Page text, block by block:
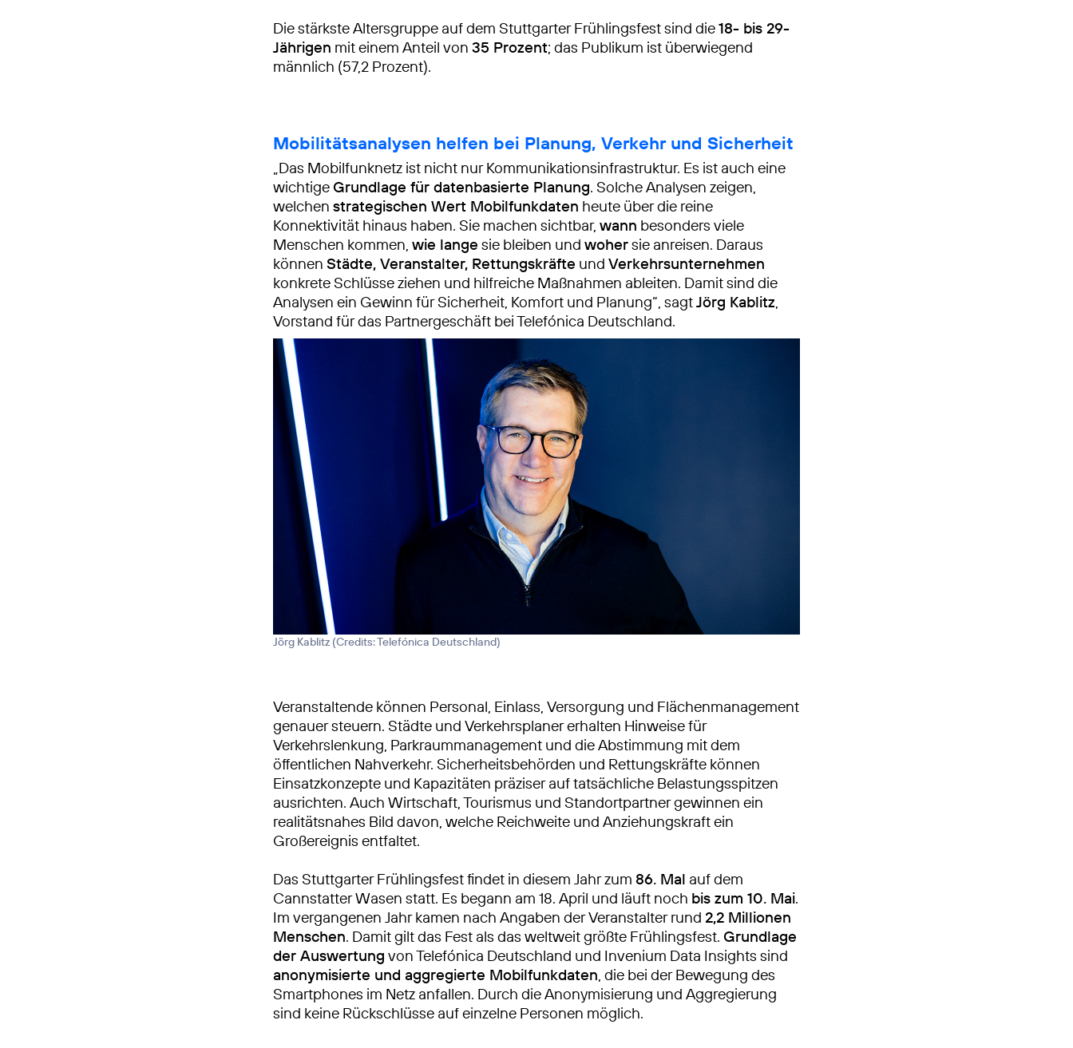
Die stärkste Altersgruppe auf dem Stuttgarter Frühlingsfest sind die18- bis 29-
Jährigen mit einem Anteil von 35 Prozent; das Publikum ist überwiegend
männlich (57,2 Prozent).
Mobilitätsanalysen helfen bei Planung, Verkehr und Sicherheit
„Das Mobilfunknetz ist nicht nur Kommunikationsinfrastruktur. Es ist auch eine
wichtige Grundlage für datenbasierte Planung. Solche Analysen zeigen,
welchen strategischen Wert Mobilfunkdaten heute über die reine
Konnektivität hinaus haben. Sie machen sichtbar, wann besonders viele
Menschen kommen, wie lange sie bleiben und wohersie anreisen. Daraus
können Städte, Veranstalter, Rettungskräfte und Verkehrsunternehmen
konkrete Schlüsse ziehen und hilfreiche Maßnahmen ableiten. Damit sind die
Analysen ein Gewinn für Sicherheit, Komfort und Planung“, sagtJörg Kablitz
Vorstand für das Partnergeschäft bei Telefónica Deutschland.
Jörg Kablitz (Credits: Telefónica Deutschland)
Veranstaltende können Personal, Einlass, Versorgung und Flächenmanagement
genauer steuern. Städte und Verkehrsplaner erhalten Hinweise für
Verkehrslenkung, Parkraummanagement und die Abstimmung mit dem
öffentlichen Nahverkehr. Sicherheitsbehörden und Rettungskräfte können
Einsatzkonzepte und Kapazitäten präziser auf tatsächliche Belastungsspitzen
ausrichten. Auch Wirtschaft, Tourismus und Standortpartner gewinnen ein
realitätsnahes Bild davon, welche Reichweite und Anziehungskraft ein
Großereignis entfaltet.
Das Stuttgarter Frühlingsfest findet in diesem Jahr zum 86. Mal auf dem
Cannstatter Wasen statt. Es begann am 18. April und läuft noch bis zum 10. Mai.
Im vergangenen Jahr kamen nach Angaben der Veranstalter rund 2,2 Millionen
Menschen. Damit gilt das Fest als das weltweit größte Frühlingsfest. Grundlage
der Auswertung von Telefónica Deutschland und Invenium Data Insights sind
anonymisierte und aggregierte Mobilfunkdaten , die bei der Bewegung des
Smartphones im Netz anfallen. Durch die Anonymisierung und Aggregierung
sind keine Rückschlüsse auf einzelne Personen möglich.